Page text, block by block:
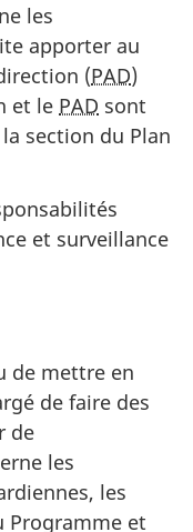
les
apporter au
(PAD)
et le PAD sont
section du Plan
et surveillance
de mettre en
de faire des
de
les
les
Programme et